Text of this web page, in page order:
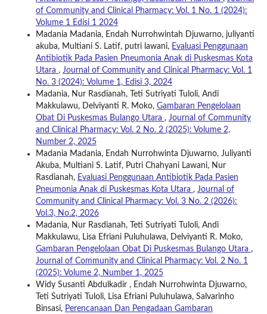
of Community and Clinical Pharmacy: Vol. 1 No. 1 (2024):
Volume 1 Edisi 1 2024
Madania Madania, Endah Nurrohwintah Djuwarno, juliyanti
akuba, Multiani S. Latif, putri lawani, Evaluasi Penggunaan
Antibiotik Pada Pasien Pneumonia Anak di Puskesmas Kota
Utara , Journal of Community and Clinical Pharmacy: Vol. 1
No. 3 (2024): Volume 1, Edisi 3, 2024
Madania, Nur Rasdianah, Teti Sutriyati Tuloli, Andi
Makkulawu, Delviyanti R. Moko, Gambaran Pengelolaan
Obat Di Puskesmas Bulango Utara , Journal of Community
and Clinical Pharmacy: Vol. 2 No. 2 (2025): Volume 2,
Number 2, 2025
Madania Madania, Endah Nurrohwinta Djuwarno, Juliyanti
Akuba, Multiani S. Latif, Putri Chahyani Lawani, Nur
Rasdianah, Evaluasi Penggunaan Antibiotik Pada Pasien
Pneumonia Anak di Puskesmas Kota Utara , Journal of
Community and Clinical Pharmacy: Vol. 3 No. 2 (2026):
Vol.3, No.2, 2026
Madania, Nur Rasdianah, Teti Sutriyati Tuloli, Andi
Makkulawu, Lisa Efriani Puluhulawa, Delviyanti R. Moko,
Gambaran Pengelolaan Obat Di Puskesmas Bulango Utara ,
Journal of Community and Clinical Pharmacy: Vol. 2 No. 1
(2025): Volume 2, Number 1, 2025
Widy Susanti Abdulkadir , Endah Nurrohwinta Djuwarno,
Teti Sutriyati Tuloli, Lisa Efriani Puluhulawa, Salvarinho
Binsasi, Perencanaan Dan Pengadaan Gambaran